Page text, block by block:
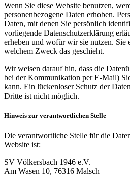
Wenn Sie diese Website benutzen,
personenbezogene Daten erhoben.
Daten, mit denen Sie persönlich
vorliegende Datenschutzerklärung
erheben und wofür wir sie nutzen. Sie
welchem Zweck das geschieht.
Wir weisen darauf hin, dass die
bei der Kommunikation per E-Mail)
kann. Ein lückenloser Schutz der
Dritte ist nicht möglich.
Hinweis zur verantwortlichen Stelle
Die verantwortliche Stelle für die
Website ist:
SV Völkersbach 1946 e.V.
Am Wasen 10, 76316 Malsch